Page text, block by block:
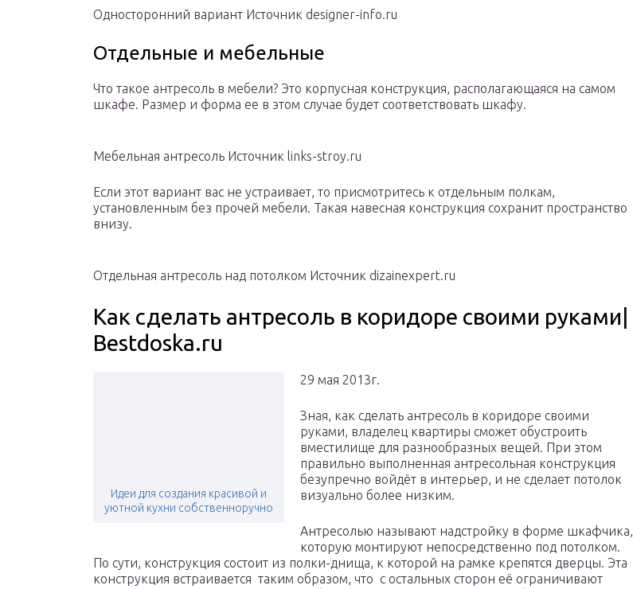
Односторонний вариант Источник designer-info.ru
Отдельные и мебельные
Что такое антресоль в мебели? Это корпусная конструкция, располагающаяся на самом
шкафе. Размер и форма ее в этом случае будет соответствовать шкафу.
Мебельная антресоль Источник links-stroy.ru
Если этот вариант вас не устраивает, то присмотритесь к отдельным полкам,
установленным без прочей мебели. Такая навесная конструкция сохранит пространство
внизу.
Отдельная антресоль над потолком Источник dizainexpert.ru
Как сделать антресоль в коридоре своими руками|
Bestdoska.ru
Идеи для создания красивой и
уютной кухни собственноручно
29 мая 2013г.
Зная, как сделать антресоль в коридоре своими
руками, владелец квартиры сможет обустроить
вместилище для разнообразных вещей. При этом
правильно выполненная антресольная конструкция
безупречно войдёт в интерьер, и не сделает потолок
визуально более низким.
Антресолью называют надстройку в форме шкафчика,
которую монтируют непосредственно под потолком.
По сути, конструкция состоит из полки-днища, к которой на рамке крепятся дверцы. Эта
конструкция встраивается таким образом, что с остальных сторон её ограничивают